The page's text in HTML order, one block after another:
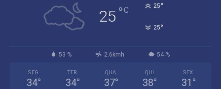
25 °C 25°
25°
53 % 2.6kmh 54 %
SEG
34°
TER
34°
QUA
37°
QUI
38°
SEX
31 °